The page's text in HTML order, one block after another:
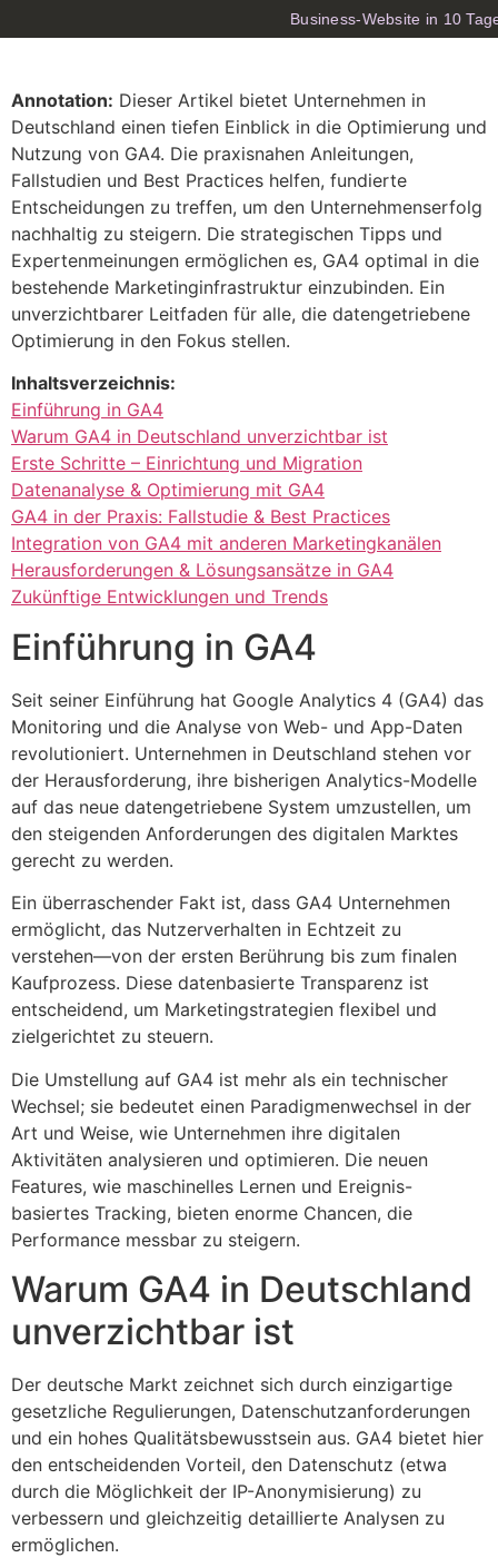
Business-Website in 10
Annotation: Dieser Artikel bietet Unternehmen in
Deutschland einen tiefen Einblick in die Optimierung und
Nutzung von GA4. Die praxisnahen Anleitungen,
Fallstudien und Best Practices helfen, fundierte
Entscheidungen zu treffen, um den Unternehmenserfolg
nachhaltig zu steigern. Die strategischen Tipps und
Expertenmeinungen ermöglichen es, GA4 optimal in die
bestehende Marketinginfrastruktur einzubinden. Ein
unverzichtbarer Leitfaden für alle, die datengetriebene
Optimierung in den Fokus stellen.
Inhaltsverzeichnis:
Einführung in GA4
Warum GA4 in Deutschland unverzichtbar ist
Erste Schritte – Einrichtung und Migration
Datenanalyse & Optimierung mit GA4
GA4 in der Praxis: Fallstudie & Best Practices
Integration von GA4 mit anderen Marketingkanälen
Herausforderungen & Lösungsansätze in GA4
Zukünftige Entwicklungen und Trends
Einführung in GA4
Seit seiner Einführung hat Google Analytics 4 (GA4) das
Monitoring und die Analyse von Web- und App-Daten
revolutioniert. Unternehmen in Deutschland stehen vor
der Herausforderung, ihre bisherigen Analytics-Modelle
auf das neue datengetriebene System umzustellen, um
den steigenden Anforderungen des digitalen Marktes
gerecht zu werden.
Ein überraschender Fakt ist, dass GA4 Unternehmen
ermöglicht, das Nutzerverhalten in Echtzeit zu
verstehen—von der ersten Berührung bis zum finalen
Kaufprozess. Diese datenbasierte Transparenz ist
entscheidend, um Marketingstrategien flexibel und
zielgerichtet zu steuern.
Die Umstellung auf GA4 ist mehr als ein technischer
Wechsel; sie bedeutet einen Paradigmenwechsel in der
Art und Weise, wie Unternehmen ihre digitalen
Aktivitäten analysieren und optimieren. Die neuen
Features, wie maschinelles Lernen und Ereignis-
basiertes Tracking, bieten enorme Chancen, die
Performance messbar zu steigern.
Warum GA4 in Deutschland
unverzichtbar ist
Der deutsche Markt zeichnet sich durch einzigartige
gesetzliche Regulierungen, Datenschutzanforderungen
und ein hohes Qualitätsbewusstsein aus. GA4 bietet hier
den entscheidenden Vorteil, den Datenschutz (etwa
durch die Möglichkeit der IP-Anonymisierung) zu
verbessern und gleichzeitig detaillierte Analysen zu
ermöglichen.